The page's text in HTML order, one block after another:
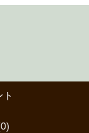
ト
0)